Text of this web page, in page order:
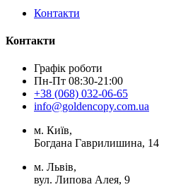
Контакти
Контакти
Графік роботи
Пн-Пт 08:30-21:00
+38 (068) 032-06-65
info@goldencopy.com.ua
м. Київ,
Богдана Гаврилишина, 14
м. Львів,
вул. Липова Алея, 9